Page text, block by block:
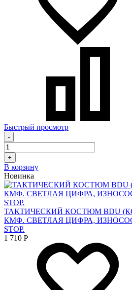
Быстрый просмотр
-
+
В корзину
Новинка
ТАКТИЧЕСКИЙ КОСТЮМ BDU
КМФ. СВЕТЛАЯ ЦИФРА,
STOP.
1 710 Р